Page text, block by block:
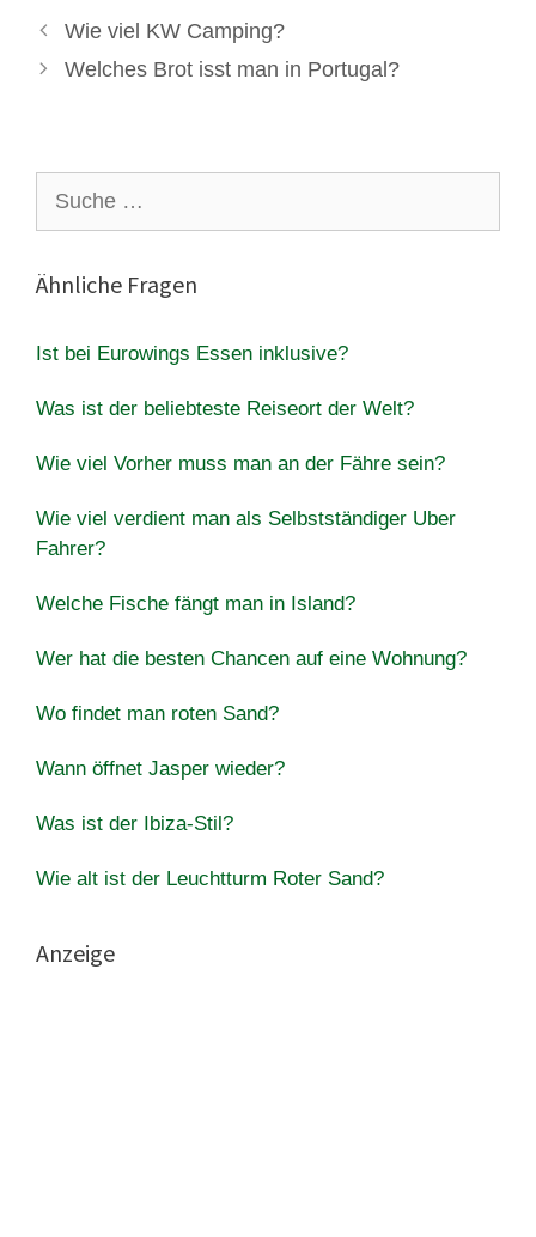
Wie viel KW Camping?
Welches Brot isst man in Portugal?
nach:
Ähnliche Fragen
Ist bei Eurowings Essen inklusive?
Was ist der beliebteste Reiseort der Welt?
Wie viel Vorher muss man an der Fähre sein?
Wie viel verdient man als Selbstständiger Uber
Fahrer?
Welche Fische fängt man in Island?
Wer hat die besten Chancen auf eine Wohnung?
Wo findet man roten Sand?
Wann öffnet Jasper wieder?
Was ist der Ibiza-Stil?
Wie alt ist der Leuchtturm Roter Sand?
Anzeige